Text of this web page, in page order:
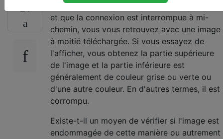
21
Parfois, lorsque vous téléchargez une image
et que la connexion est interrompue à mi-
chemin, vous vous retrouvez avec une image
à moitié téléchargée. Si vous essayez de
l'afficher, vous obtenez la partie supérieure
de l'image et la partie inférieure est
généralement de couleur grise ou verte ou
d'une autre couleur. En d'autres termes, il est
corrompu.
Existe-t-il un moyen de vérifier si l'image est
endommagée de cette manière ou autrement